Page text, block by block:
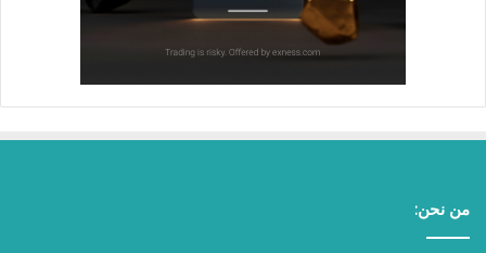
من نحن: